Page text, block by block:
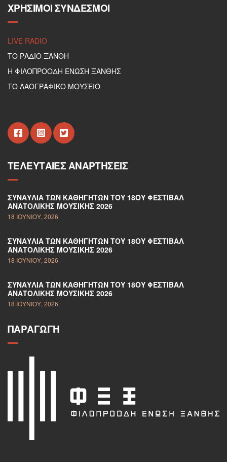
ΧΡΉΣΙΜΟΙ ΣΎΝΔΕΣΜΟΙ
LIVE RADIO
ΤΟ ΡΑΔΙΟ ΞΑΝΘΗ
Η ΦΙΛΟΠΡΟΟΔΗ ΕΝΩΣΗ ΞΑΝΘΗΣ
ΤΟ ΛΑΟΓΡΑΦΙΚΟ ΜΟΥΣΕΙΟ
ΤΕΛΕΥΤΑΊΕΣ ΑΝΑΡΤΉΣΕΙΣ
ΣΥΝΑΥΛΊΑ ΤΩΝ ΚΑΘΗΓΗΤΏΝ ΤΟΥ 18ΟΥ ΦΕΣΤΙΒΆΛ
ΑΝΑΤΟΛΙΚΉΣ ΜΟΥΣΙΚΉΣ 2026
18 ΙΟΥΝΊΟΥ, 2026
ΣΥΝΑΥΛΊΑ ΤΩΝ ΚΑΘΗΓΗΤΏΝ ΤΟΥ 18ΟΥ ΦΕΣΤΙΒΆΛ
ΑΝΑΤΟΛΙΚΉΣ ΜΟΥΣΙΚΉΣ 2026
18 ΙΟΥΝΊΟΥ, 2026
ΣΥΝΑΥΛΊΑ ΤΩΝ ΚΑΘΗΓΗΤΏΝ ΤΟΥ 18ΟΥ ΦΕΣΤΙΒΆΛ
ΑΝΑΤΟΛΙΚΉΣ ΜΟΥΣΙΚΉΣ 2026
18 ΙΟΥΝΊΟΥ, 2026
ΠΑΡΑΓΩΓΉ